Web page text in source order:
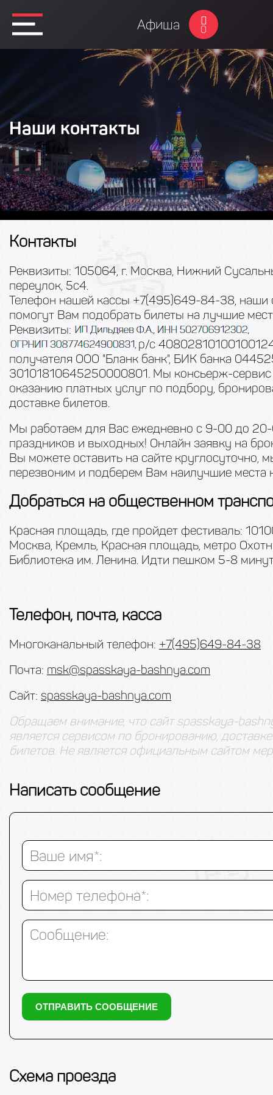
Афиша 0
Наши контакты
Контакты
Реквизиты: 105064, г. Москва, Нижний
переулок, 5с4.
Телефон нашей кассы +7(495)649-84-38, наши
помогут Вам подобрать билеты на лучшие
Реквизиты:
р/с
получателя ООО "Бланк банк", БИК банка
30101810645250000801. Мы консьерж-
оказанию платных услуг по подбору,
доставке билетов.
Мы работаем для Вас ежедневно с 9-00 до
праздников и выходных! Онлайн заявку на
Вы можете оставить на сайте круглосуточно,
перезвоним и подберем Вам наилучшие места
Добраться на общественном
Красная площадь, где пройдет фестиваль:
Москва, Кремль, Красная площадь, метро
Библиотека им. Ленина. Идти пешком 5-8
Телефон, почта, касса
Многоканальный телефон: +7(495)649-84-38
Почта: msk@spasskaya-bashnya.com
Сайт: spasskaya-bashnya.com
Обращаем внимание, что сайт spasskaya-
является сервисом по бронированию,
билетов. Не является официальным сайтом
Написать сообщение
Ваше имя*:
Номер телефона*:
Сообщение:
Схема проезда